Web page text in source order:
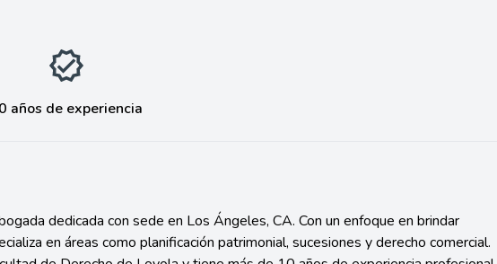
años de experiencia
dedicada con sede en Los Ángeles, CA. Con un enfoque en brindar
en áreas como planificación patrimonial, sucesiones y derecho comercial.